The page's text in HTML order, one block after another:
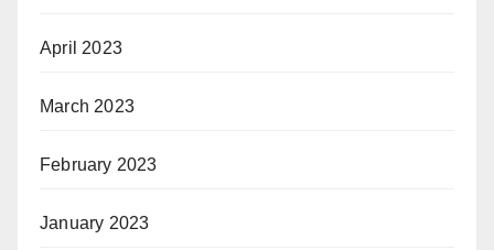
April 2023
March 2023
February 2023
January 2023